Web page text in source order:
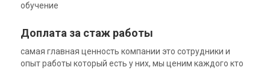
обучение
Доплата за стаж работы
самая главная ценность компании это сотрудники и
опыт работы который есть у них, мы ценим каждого кто